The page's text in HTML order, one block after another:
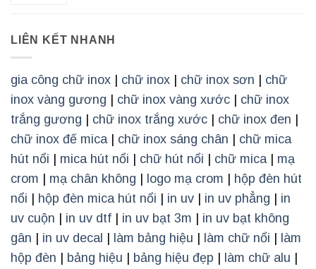
LIÊN KẾT NHANH
gia công chữ inox | chữ inox | chữ inox sơn | chữ
inox vàng gương | chữ inox vàng xước | chữ inox
trắng gương | chữ inox trắng xước | chữ inox đen |
chữ inox đế mica | chữ inox sáng chân | chữ mica
hút nổi | mica hút nổi | chữ hút nổi | chữ mica | mạ
crom | mạ chân không | logo mạ crom | hộp đèn hút
nổi | hộp đèn mica hút nổi | in uv | in uv phẳng | in
uv cuộn | in uv dtf | in uv bạt 3m | in uv bạt không
gân | in uv decal | làm bảng hiệu | làm chữ nổi | làm
hộp đèn | bảng hiệu | bảng hiệu đẹp | làm chữ alu |